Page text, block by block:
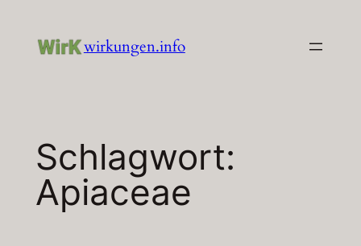
Inhalt
wirkungen.info
Schlagwort:
Apiaceae